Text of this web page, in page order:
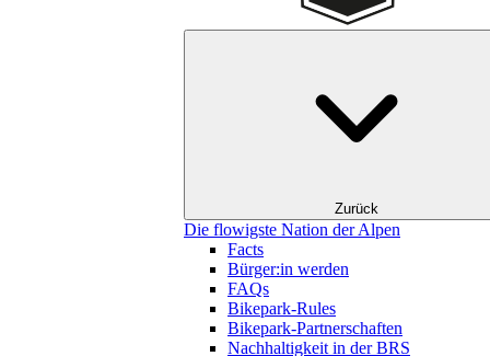
Zurück
Die flowigste Nation der Alpen
Facts
Bürger:in werden
FAQs
Bikepark-Rules
Bikepark-Partnerschaften
Nachhaltigkeit in der BRS